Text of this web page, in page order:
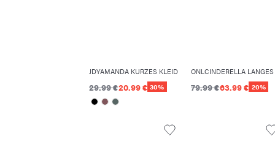
JDYAMANDA KURZES KLEID
29.99 €20.99 € 30% 79.99 €63.99 € 20%